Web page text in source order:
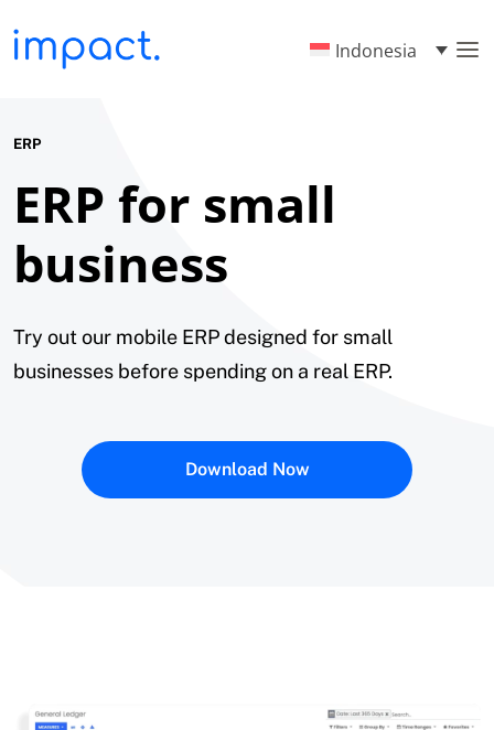
Indonesia
ERP
ERP for small
business
Try out our mobile ERP designed for small
businesses before spending on a real ERP.
Download Now